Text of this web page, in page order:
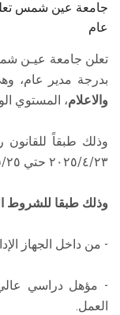
جامعة عين شمس
عام
تعلن جامعة عيـن
بدرجة مدير عام،
والاعلام، المستوي
٢٠٢٥/٤/٢٣ حتي ٢٠٢٥/٥/٢٥.
وذلك طبقا للشروط
- من داخل الجهاز
- مؤهل دراسي
العمل.